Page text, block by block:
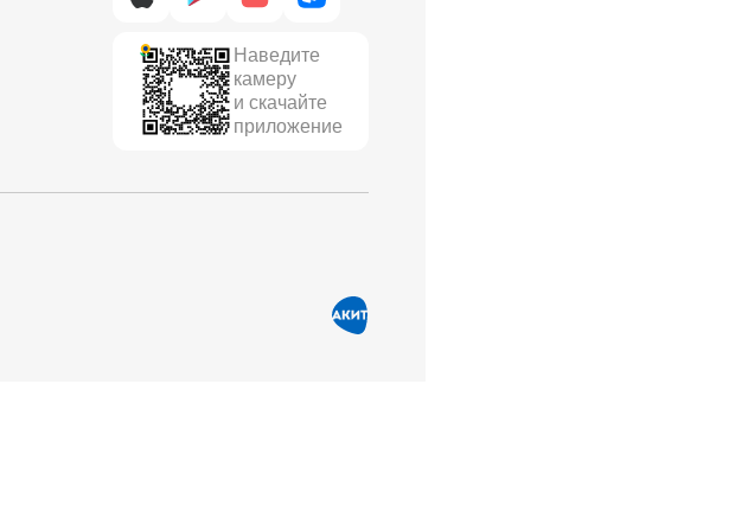
Наведите
камеру
и скачайте
приложение